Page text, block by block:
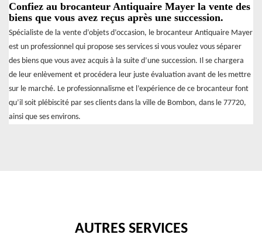
Confiez au brocanteur Antiquaire Mayer la vente des
biens que vous avez reçus après une succession.
Spécialiste de la vente d’objets d’occasion, le brocanteur Antiquaire Mayer
est un professionnel qui propose ses services si vous voulez vous séparer
des biens que vous avez acquis à la suite d’une succession. Il se chargera
de leur enlèvement et procédera leur juste évaluation avant de les mettre
sur le marché. Le professionnalisme et l’expérience de ce brocanteur font
qu’il soit plébiscité par ses clients dans la ville de Bombon, dans le 77720,
ainsi que ses environs.
AUTRES SERVICES